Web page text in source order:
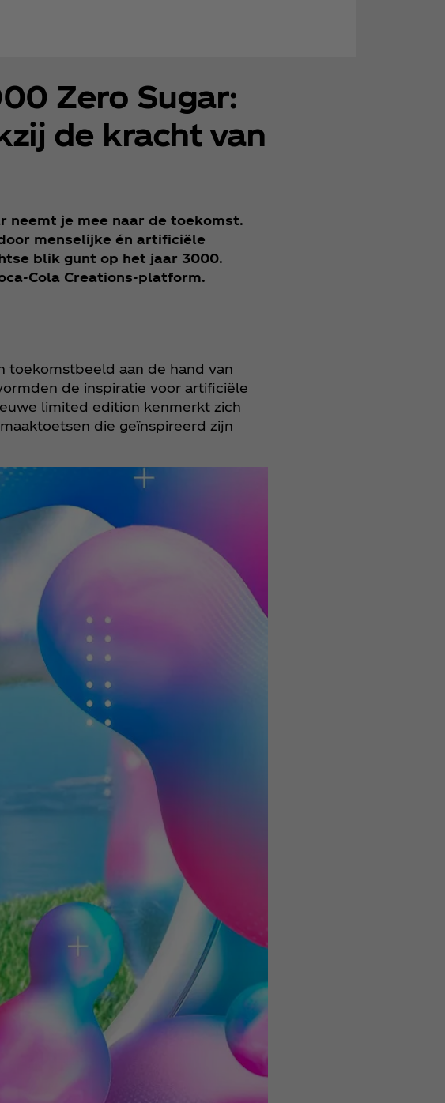
Zero Sugar:
de kracht van
neemt je mee naar de toekomst.
menselijke én artificiële
blik gunt op het jaar 3000.
Creations-platform.
toekomstbeeld aan de hand van
de inspiratie voor artificiële
limited edition kenmerkt zich
die geïnspireerd zijn